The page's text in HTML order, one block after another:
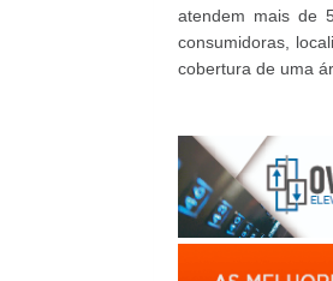
atendem mais de
consumidoras,
cobertura de uma